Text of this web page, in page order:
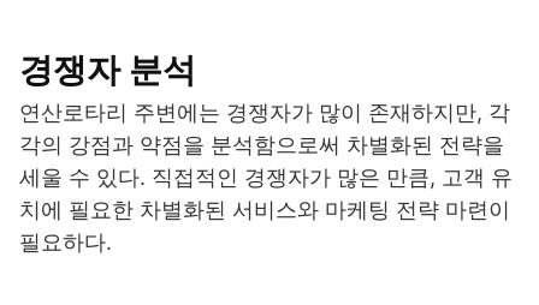
경쟁자 분석
연산로타리 주변에는 경쟁자가 많이 존재하지만, 각
각의 강점과 약점을 분석함으로써 차별화된 전략을
세울 수 있다. 직접적인 경쟁자가 많은 만큼, 고객 유
치에 필요한 차별화된 서비스와 마케팅 전략 마련이
필요하다.